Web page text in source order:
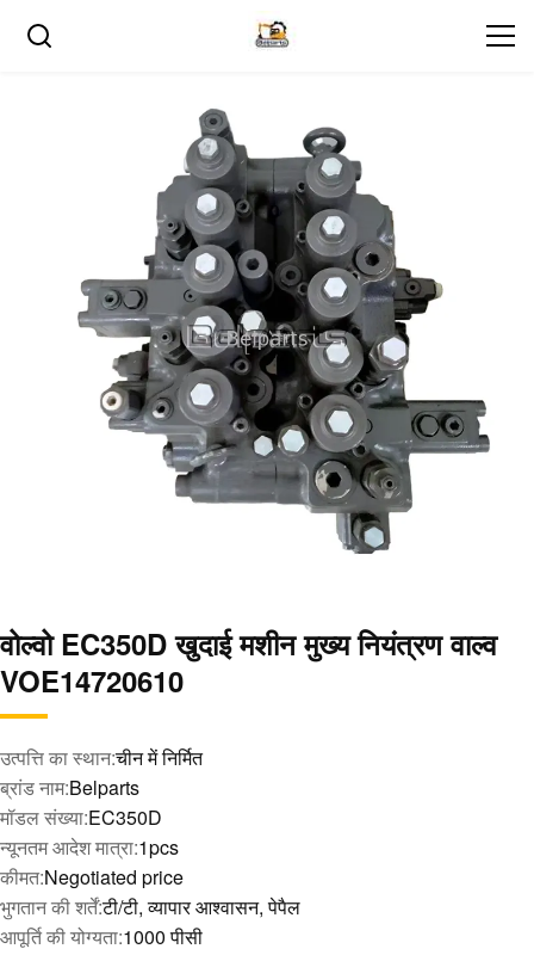
वोल्वो EC350D खुदाई मशीन मुख्य नियंत्रण वाल्व
VOE14720610
उत्पत्ति का स्थान:चीन में निर्मित
ब्रांड नाम:Belparts
मॉडल संख्या:EC350D
न्यूनतम आदेश मात्रा:1pcs
कीमत:Negotiated price
भुगतान की शर्तें:टी/टी, व्यापार आश्वासन, पेपैल
आपूर्ति की योग्यता:1000 पीसी